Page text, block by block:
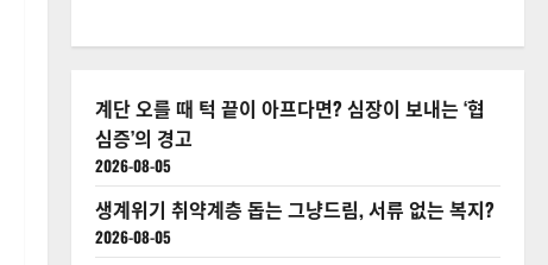
계단 오를 때 턱 끝이 아프다면? 심장이 보내는 ‘협
심증’의 경고
2026-08-05
생계위기 취약계층 돕는 그냥드림, 서류 없는 복지?
2026-08-05